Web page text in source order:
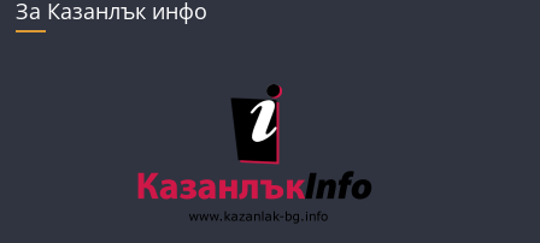
За Казанлък инфо